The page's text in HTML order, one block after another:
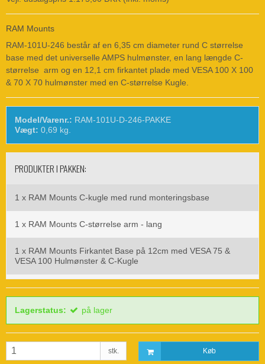
RAM Mounts
RAM-101U-246 består af en 6,35 cm diameter rund C størrelse
base med det universelle AMPS hulmønster, en lang længde C-
størrelse arm og en 12,1 cm firkantet plade med VESA 100 X 100
& 70 X 70 hulmønster med en C-størrelse Kugle.
Model/Varenr.: RAM-101U-D-246-PAKKE
Vægt: 0,69 kg.
PRODUKTER I PAKKEN:
1 x RAM Mounts C-kugle med rund monteringsbase
1 x RAM Mounts C-størrelse arm - lang
1 x RAM Mounts Firkantet Base på 12cm med VESA 75 &
VESA 100 Hulmønster & C-Kugle
Lagerstatus: på lager
stk. Køb